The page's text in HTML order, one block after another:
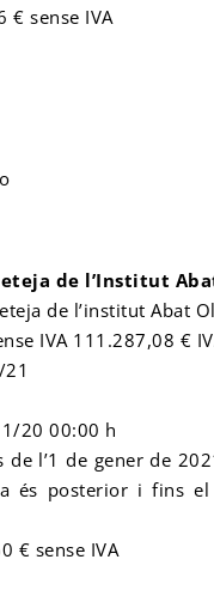
€ sense IVA
de l’Institut
de l’institut Abat
IVA 111.287,08 €
20 00:00 h
de l’1 de gener de
és posterior i fins
€ sense IVA